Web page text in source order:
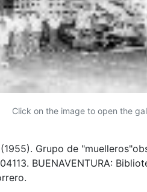
Click on the image to open the
(1955). Grupo de
BUENAVENTURA: